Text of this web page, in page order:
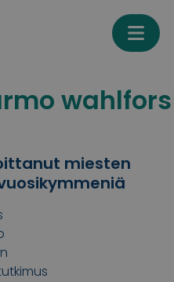
wahlfors
miesten